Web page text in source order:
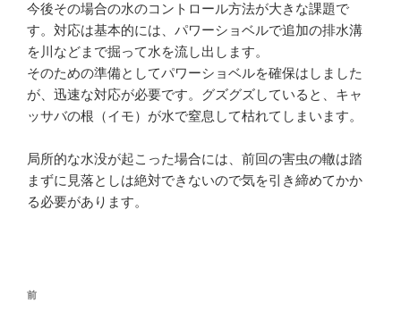
今後その場合の水のコントロール方法が大きな課題で
す。対応は基本的には、パワーショベルで追加の排水溝
を川などまで掘って水を流し出します。
そのための準備としてパワーショベルを確保はしました
が、迅速な対応が必要です。グズグズしていると、キャ
ッサバの根（イモ）が水で窒息して枯れてしまいます。
局所的な水没が起こった場合には、前回の害虫の轍は踏
まずに見落としは絶対できないので気を引き締めてかか
る必要があります。
投
前
前